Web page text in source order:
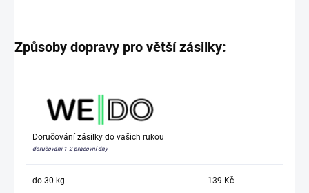
Způsoby dopravy pro větší zásilky:
Doručování zásilky do vašich rukou
doručování 1-2 pracovní dny
do 30 kg 139 Kč